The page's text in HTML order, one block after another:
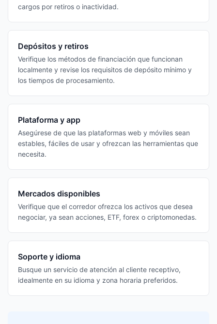
cargos por retiros o inactividad.
Depósitos y retiros
Verifique los métodos de financiación que funcionan
localmente y revise los requisitos de depósito mínimo y
los tiempos de procesamiento.
Plataforma y app
Asegúrese de que las plataformas web y móviles sean
estables, fáciles de usar y ofrezcan las herramientas que
necesita.
Mercados disponibles
Verifique que el corredor ofrezca los activos que desea
negociar, ya sean acciones, ETF, forex o criptomonedas.
Soporte y idioma
Busque un servicio de atención al cliente receptivo,
idealmente en su idioma y zona horaria preferidos.